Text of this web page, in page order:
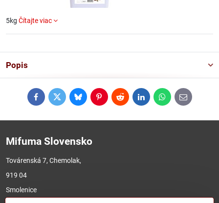
5kg Čítajte viac
Popis
FacebookTwitterBlueskyPinterestRedditLinkedInWhatsApp
E-
mail
Mifuma Slovensko
Továrenská 7, Chemolak,
919 04
Smolenice